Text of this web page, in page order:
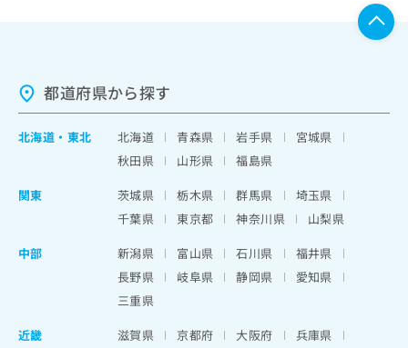
都道府県から探す
北海道 ・ 東北 北海道 青森県 岩手県
宮城県
秋田県
山形県
福島県
関東
茨城県 栃木県 群馬県
埼玉県
千葉県
東京都 神奈川県
山梨県
中部
新潟県 富山県 石川県
福井県
長野県
岐阜県 静岡県
愛知県
三重県
近畿
滋賀県 京都府 大阪府
兵庫県